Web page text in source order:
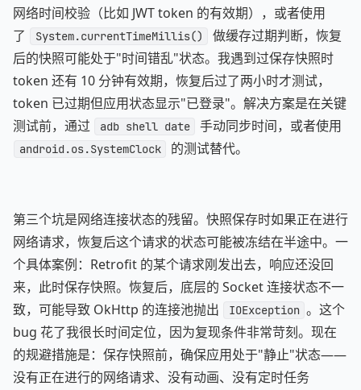
网络时间校验（比如 JWT token 的有效期），或者使用
了
System.currentTimeMillis()
做缓存过期判断，恢复
后的快照可能处于"时间错乱"状态。我遇到过保存快照时
token 还有 10 分钟有效期，恢复后过了两小时才测试，
token 已过期但应用状态显示"已登录"。解决方案是在关键
测试前，通过
adb shell date 手动同步时间，或者使用
android.os.SystemClock 的测试替代。
第三个坑是网络连接状态的残留。快照保存时如果正在进行
网络请求，恢复后这个请求的状态可能被冻结在半途中。一
个具体案例：Retrofit 的某个请求刚发出去，响应还没回
来，此时保存快照。恢复后，底层的 Socket 连接状态不一
致，可能导致 OkHttp 的连接池抛出
IOException 。这个
bug 花了我很长时间定位，因为复现条件非常苛刻。现在
的规避措施是：保存快照前，确保应用处于"静止"状态——
没有正在进行的网络请求、没有动画、没有定时任务